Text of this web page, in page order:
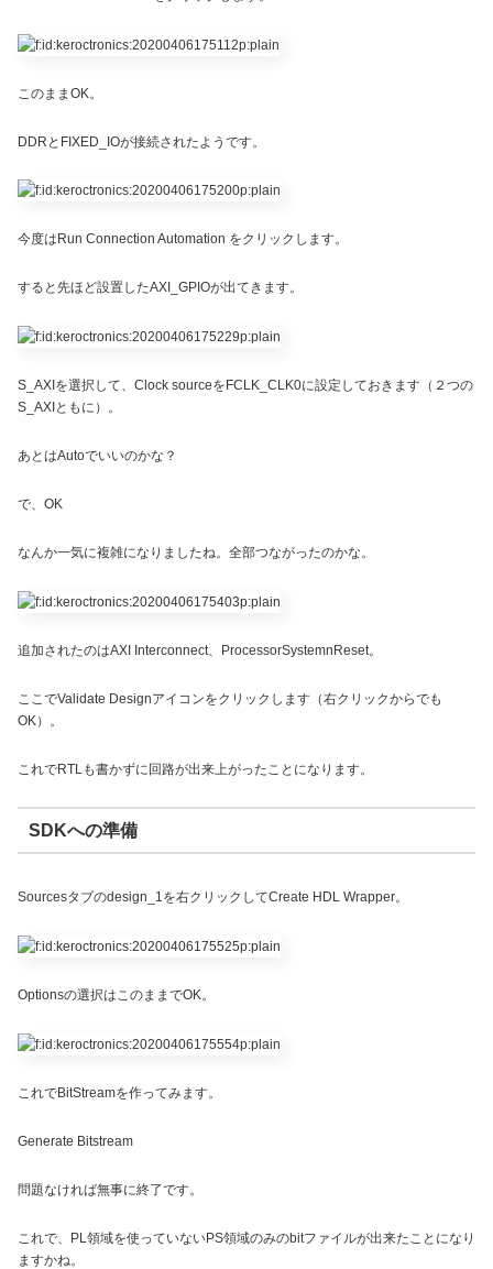
このままOK。
DDRとFIXED_IOが接続されたようです。
今度はRun Connection Automation をクリックします。
すると先ほど設置したAXI_GPIOが出てきます。
S_AXIを選択して、Clock sourceをFCLK_CLK0に設定しておきます（２つの
S_AXIともに）。
あとはAutoでいいのかな？
で、OK
なんか一気に複雑になりましたね。全部つながったのかな。
追加されたのはAXI Interconnect、ProcessorSystemnReset。
ここでValidate Designアイコンをクリックします（右クリックからでも
OK）。
これでRTLも書かずに回路が出来上がったことになります。
SDKへの準備
Sourcesタブのdesign_1を右クリックしてCreate HDL Wrapper。
Optionsの選択はこのままでOK。
これでBitStreamを作ってみます。
Generate Bitstream
問題なければ無事に終了です。
これで、PL領域を使っていないPS領域のみのbitファイルが出来たことになり
ますかね。